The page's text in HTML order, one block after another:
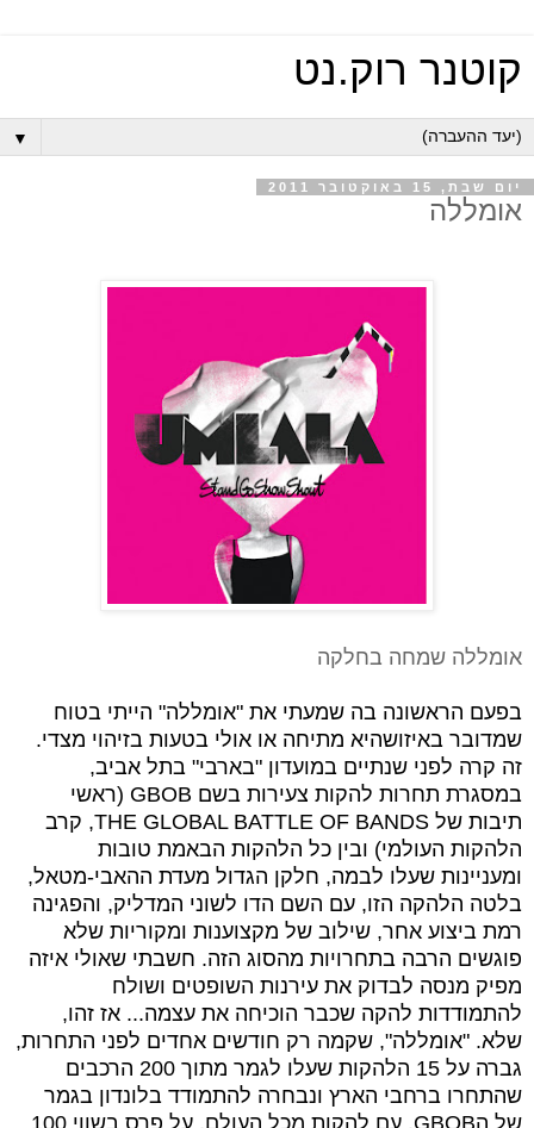
קוטנר רוק.נט
▼
יום שבת, 15 באוקטובר 2011
אומללה
אומללה שמחה בחלקה
בפעם הראשונה בה שמעתי את "אומללה" הייתי בטוח
שמדובר באיזושהיא מתיחה או אולי בטעות בזיהוי מצדי.
זה קרה לפני שנתיים במועדון "בארבי" בתל אביב,
במסגרת תחרות להקות צעירות בשם GBOB (ראשי
תיבות של THE GLOBAL BATTLE OF BANDS, קרב
הלהקות העולמי) ובין כל הלהקות הבאמת טובות
ומעניינות שעלו לבמה, חלקן הגדול מעדת ההאבי-מטאל,
בלטה הלהקה הזו, עם השם הדו לשוני המדליק, והפגינה
רמת ביצוע אחר, שילוב של מקצוענות ומקוריות שלא
פוגשים הרבה בתחרויות מהסוג הזה. חשבתי שאולי איזה
מפיק מנסה לבדוק את עירנות השופטים ושולח
להתמודדות להקה שכבר הוכיחה את עצמה... אז זהו,
שלא. "אומללה", שקמה רק חודשים אחדים לפני התחרות,
גברה על 15 הלהקות שעלו לגמר מתוך 200 הרכבים
שהתחרו ברחבי הארץ ונבחרה להתמודד בלונדון בגמר
של הGBOB
, עם להקות מכל העולם, על פרס בשווי 100